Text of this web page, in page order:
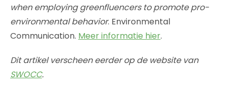
when employing greenfluencers to promote pro-
environmental behavior. Environmental
Communication. Meer informatie hier.
Dit artikel verscheen eerder op de website van
SWOCC.